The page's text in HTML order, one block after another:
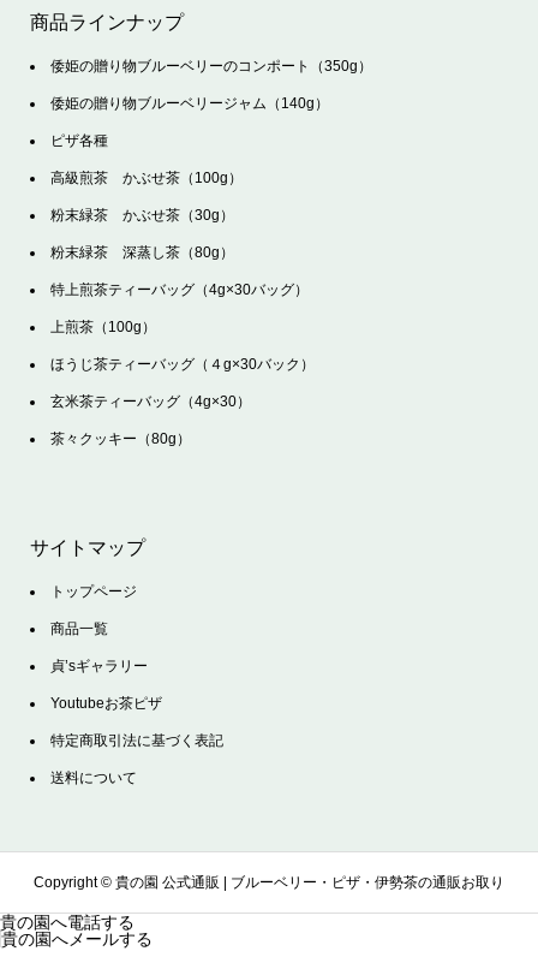
商品ラインナップ
倭姫の贈り物ブルーベリーのコンポート（350g）
倭姫の贈り物ブルーベリージャム（140g）
ピザ各種
高級煎茶 かぶせ茶（100g）
粉末緑茶 かぶせ茶（30g）
粉末緑茶 深蒸し茶（80g）
特上煎茶ティーバッグ（4g×30バッグ）
上煎茶（100g）
ほうじ茶ティーバッグ（４g×30バック）
玄米茶ティーバッグ（4g×30）
茶々クッキー（80g）
サイトマップ
トップページ
商品一覧
貞’sギャラリー
Youtubeお茶ピザ
特定商取引法に基づく表記
送料について
Copyright © 貴の園 公式通販 | ブルーベリー・ピザ・伊勢茶の通販お取り
貴の園へ電話する
貴の園へメールする